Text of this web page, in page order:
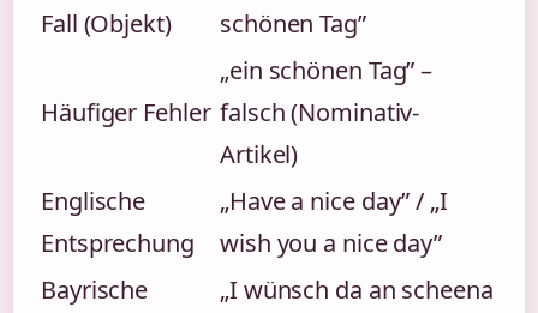
Fall (Objekt)
schönen Tag”
Häufiger Fehler
„ein schönen Tag” –
falsch (Nominativ-
Artikel)
Englische
Entsprechung
„Have a nice day” / „I
wish you a nice day”
Bayrische
„I wünsch da an scheena